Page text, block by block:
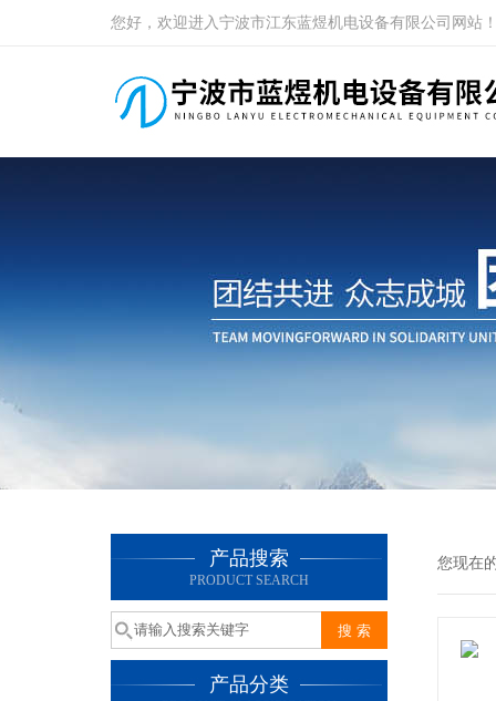
您好，欢迎进入宁波市江东蓝煜机电设备有限公司网站
产品搜索
PRODUCT SEARCH
产品分类
您现在